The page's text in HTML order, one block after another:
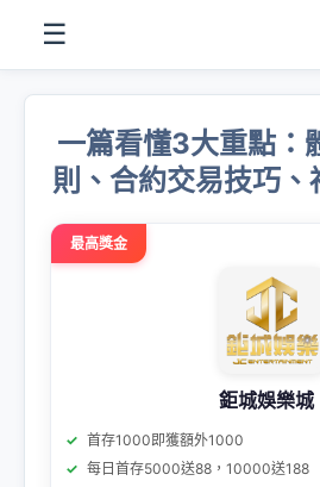
☰
一篇看懂3大重點：
則、合約交易技巧
最高獎金
鉅城娛樂城
首存1000即獲額外1000
每日首存5000送88，10000送188